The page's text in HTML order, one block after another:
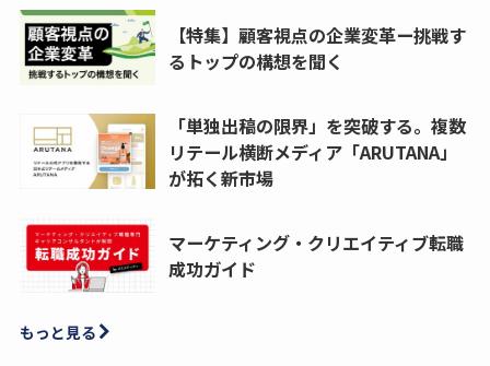
【特集】顧客視点の企業変革ー挑戦す
るトップの構想を聞く
「単独出稿の限界」を突破する。複数
リテール横断メディア「ARUTANA」
が拓く新市場
マーケティング・クリエイティブ転職
成功ガイド
もっと見る